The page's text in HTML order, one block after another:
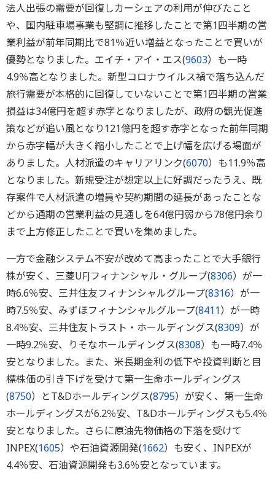
法人出張の需要が回復しカーシェアの利用が伸びたこと
や、国内駐車場事業も堅調に推移したことで第1四半期の営
業利益が前年同期比で81％近い増益となったことで買いが
優勢となりました。エイチ・アイ・エス(9603）も一時
4.9％高となりました。新型コロナウイルス禍で落ち込んだ
旅行需要が本格的に回復していないことで第1四半期の営業
損益は34億円を超す赤字となりましたが、政府の観光促進
策などが追い風となり121億円を超す赤字となった前年同期
から赤字幅が大きく縮小したことで上げ幅を広げる場面が
ありました。人材派遣のキャリアリンク(6070）も11.9％高
となりました。新規受注が想定以上に好調だったうえ、既
存案件で人材派遣の増員や契約期間の延長があったことな
どから通期の営業利益の見通しを64億円弱から78億円余り
まで上方修正したことで買いを集めました。
一方で金融システム不安が改めて高まったことで大手銀行
株が安く、三菱UFJフィナンシャル・グループ(8306）が一
時6.6％安、三井住友フィナンシャルグループ(8316）が一
時7.5％安、みずほフィナンシャルグループ(8411）が一時
8.4％安、三井住友トラスト・ホールディングス(8309）が
一時9.2％安、りそなホールディングス(8308）も一時7.4％
安となりました。また、米長期金利の低下や投資判断と目
標株価の引き下げを受けて第一生命ホールディングス
(8750）とT&Dホールディングス(8795）が安く、第一生命
ホールディングスが6.2％安、T&Dホールディングスも5.4％
安となりました。さらに原油先物価格の下落を受けて
INPEX(1605）や石油資源開発(1662）も安く、INPEXが
4.4％安、石油資源開発も3.6％安となっています。